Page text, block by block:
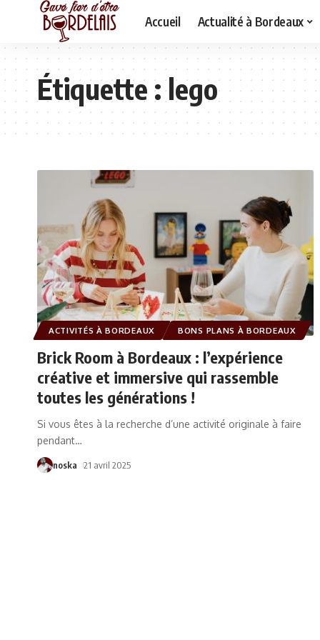
Accueil Actualité à Bordeaux
Étiquette :lego
ACTIVITÉS À BORDEAUX BONS PLANS À BORDEAUX
Brick Room à Bordeaux : l’expérience
créative et immersive qui rassemble
toutes les générations !
Si vous êtes à la recherche d’une activité originale à faire
pendant…
noska 21 avril 2025